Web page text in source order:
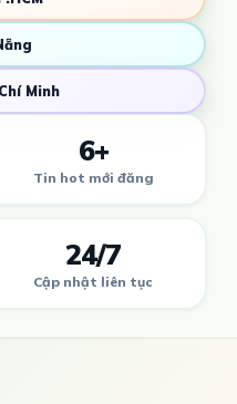
Minh
6+
Tin hot mới đăng
24/7
Cập nhật liên tục